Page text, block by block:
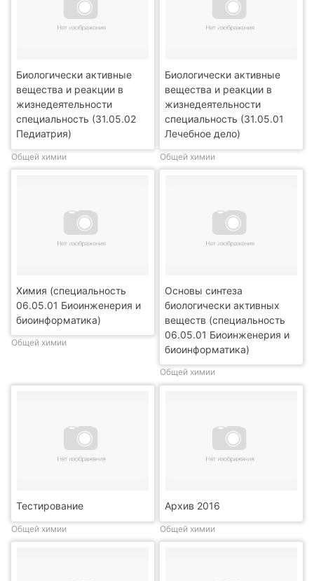
Биологически активные
вещества и реакции в
жизнедеятельности
специальность (31.05.02
Педиатрия)
Общей химии
Биологически активные
вещества и реакции в
жизнедеятельности
специальность (31.05.01
Лечебное дело)
Общей химии
Химия (специальность
06.05.01 Биоинженерия и
биоинформатика)
Общей химии
Основы синтеза
биологически активных
веществ (специальность
06.05.01 Биоинженерия и
биоинформатика)
Общей химии
Тестирование
Общей химии
Архив 2016
Общей химии